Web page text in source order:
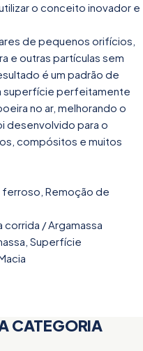
o conceito inovador e
de pequenos orifícios,
e outras partículas sem
é um padrão de
superfície perfeitamente
no ar, melhorando o
desenvolvido para o
compósitos e muitos
ferroso, Remoção de
corrida / Argamassa
Superfície
CATEGORIA